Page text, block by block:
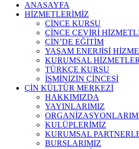
ANASAYFA
HİZMETLERİMİZ
ÇİNCE KURSU
ÇİNCE ÇEVİRİ
ÇİN’DE EĞİTİM
YAŞAM ENERJİSİ
KURUMSAL
TÜRKÇE KURSU
İSMİNİZİN ÇİNCESİ
ÇİN KÜLTÜR MERKEZİ
HAKKIMIZDA
YAYINLARIMIZ
KULÜPLERİMİZ
KURUMSAL
BURSLARIMIZ